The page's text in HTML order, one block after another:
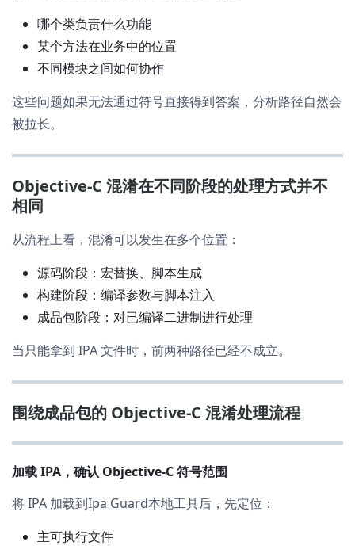
哪个类负责什么功能
某个方法在业务中的位置
不同模块之间如何协作
这些问题如果无法通过符号直接得到答案，分析路径自然会
被拉长。
Objective-C 混淆在不同阶段的处理方式并不
相同
从流程上看，混淆可以发生在多个位置：
源码阶段：宏替换、脚本生成
构建阶段：编译参数与脚本注入
成品包阶段：对已编译二进制进行处理
当只能拿到 IPA 文件时，前两种路径已经不成立。
围绕成品包的 Objective-C 混淆处理流程
加载 IPA，确认 Objective-C 符号范围
将 IPA 加载到Ipa Guard本地工具后，先定位：
主可执行文件